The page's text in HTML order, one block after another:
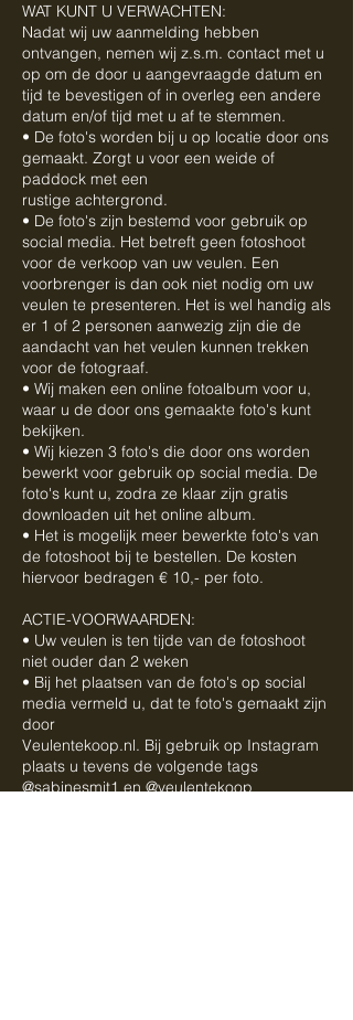
WAT KUNT U VERWACHTEN:
Nadat wij uw aanmelding hebben
ontvangen, nemen wij z.s.m. contact met u
op om de door u aangevraagde datum en
tijd te bevestigen of in overleg een andere
datum en/of tijd met u af te stemmen.
• De foto's worden bij u op locatie door ons
gemaakt. Zorgt u voor een weide of
paddock met een
rustige achtergrond.
• De foto's zijn bestemd voor gebruik op
social media. Het betreft geen fotoshoot
voor de verkoop van uw veulen. Een
voorbrenger is dan ook niet nodig om uw
veulen te presenteren. Het is wel handig als
er 1 of 2 personen aanwezig zijn die de
aandacht van het veulen kunnen trekken
voor de fotograaf.
• Wij maken een online fotoalbum voor u,
waar u de door ons gemaakte foto's kunt
bekijken.
• Wij kiezen 3 foto's die door ons worden
bewerkt voor gebruik op social media. De
foto's kunt u, zodra ze klaar zijn gratis
downloaden uit het online album.
• Het is mogelijk meer bewerkte foto's van
de fotoshoot bij te bestellen. De kosten
hiervoor bedragen € 10,- per foto.
ACTIE-VOORWAARDEN:
• Uw veulen is ten tijde van de fotoshoot
niet ouder dan 2 weken
• Bij het plaatsen van de foto's op social
media vermeld u, dat te foto's gemaakt zijn
door
Veulentekoop.nl. Bij gebruik op Instagram
plaats u tevens de volgende tags
@sabinesmit1 en @veulentekoop